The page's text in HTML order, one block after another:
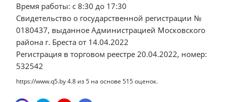
Время работы: с 8:30 до 17:30
Свидетельство о государственной регистрации №
0180437, выданное Администрацией Московского
района г. Бреста от 14.04.2022
Регистрация в торговом реестре 20.04.2022, номер:
532542
https://www.q5.by4.8 из5 на основе 515оценок.